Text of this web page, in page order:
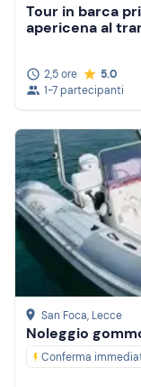
Tour in barca
apericena al
2,5 ore
5.0
1-7 partecipanti
San Foca, Lecce
Noleggio
Conferma